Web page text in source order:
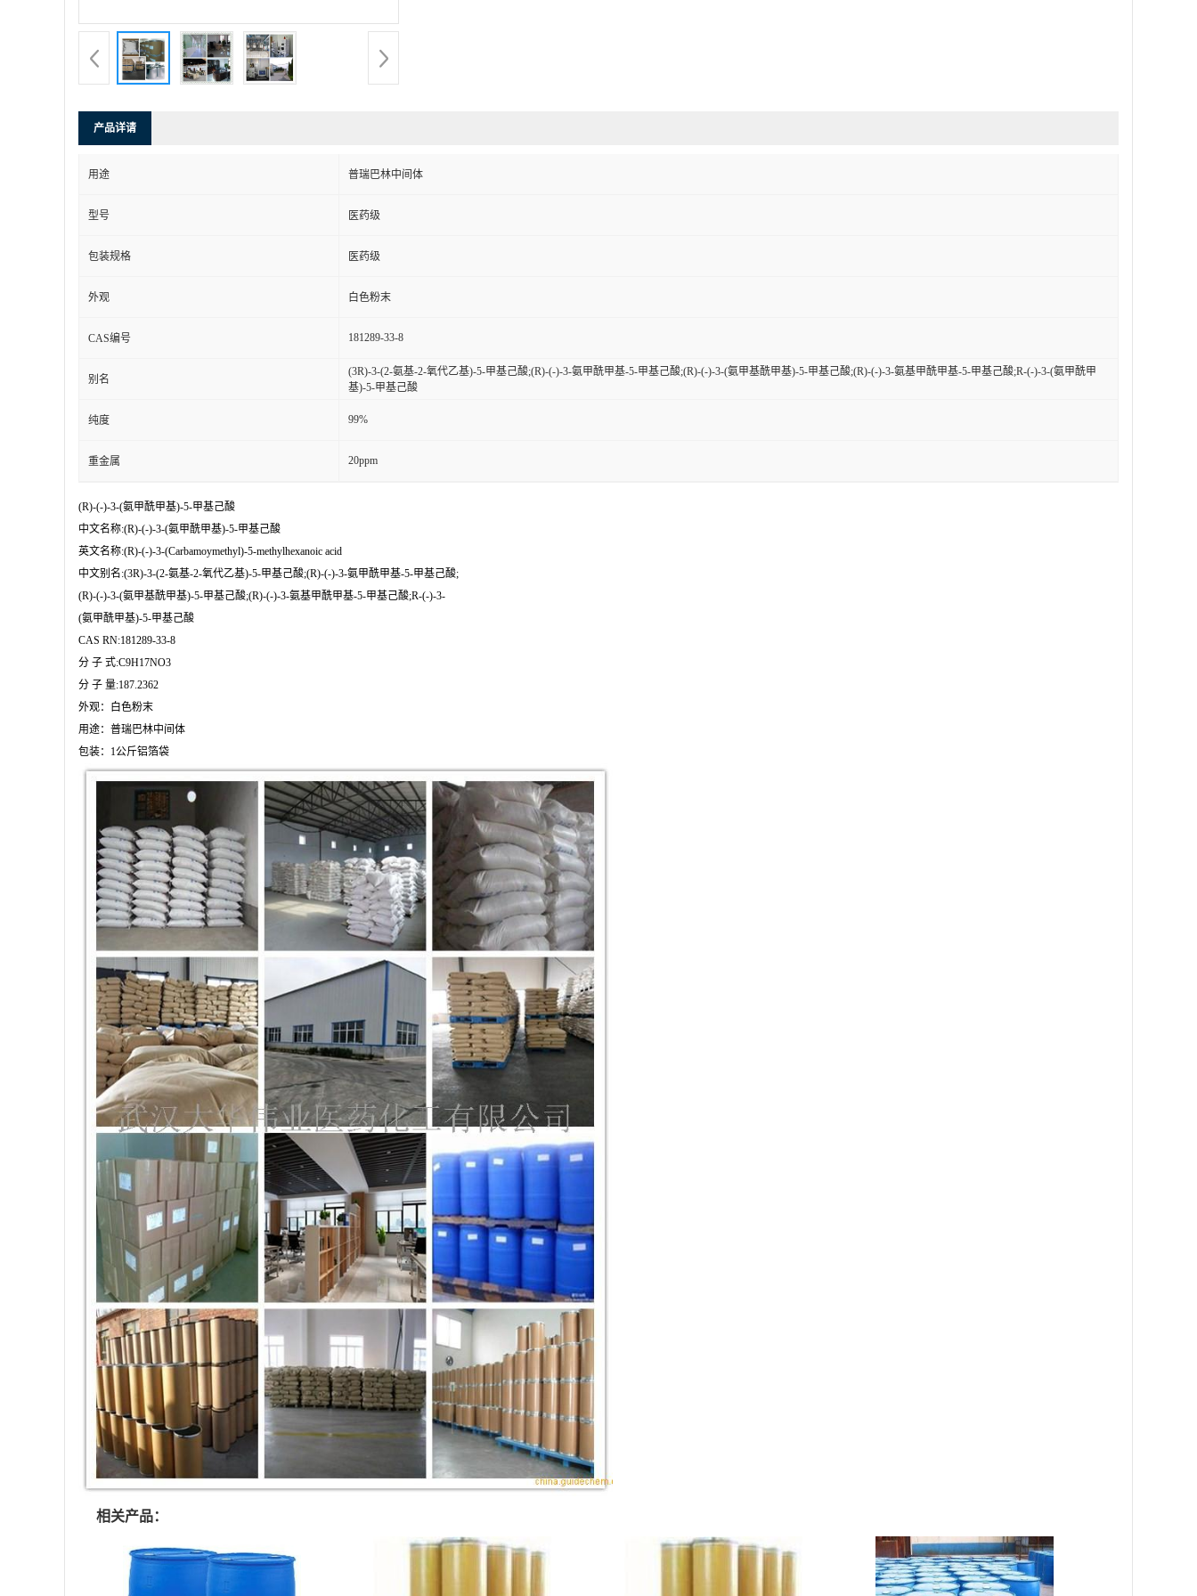
产品详请
用途 普瑞巴林中间体
型号 医药级
包装规格 医药级
外观 白色粉末
CAS编号 181289-33-8
别名
(3R)-3-(2-氨基-2-氧代乙基)-5-甲基己酸;(R)-(-)-3-氨甲酰甲基-5-甲基己酸;(R)-(-)-3-(氨甲基酰甲基)-5-甲基己酸;(R)-(-)-3-氨基甲酰甲基-5-甲基己酸;R-(-)-3-(氨甲酰甲
基)-5-甲基己酸
纯度 99%
重金属 20ppm
(R)-(-)-3-(氨甲酰甲基)-5-甲基己酸
中文名称:(R)-(-)-3-(氨甲酰甲基)-5-甲基己酸
英文名称:(R)-(-)-3-(Carbamoymethyl)-5-methylhexanoic acid
中文别名:(3R)-3-(2-氨基-2-氧代乙基)-5-甲基己酸;(R)-(-)-3-氨甲酰甲基-5-甲基己酸;
(R)-(-)-3-(氨甲基酰甲基)-5-甲基己酸;(R)-(-)-3-氨基甲酰甲基-5-甲基己酸;R-(-)-3-
(氨甲酰甲基)-5-甲基己酸
CAS RN:181289-33-8
分 子 式:C9H17NO3
分 子 量:187.2362
外观：白色粉末
用途：普瑞巴林中间体
包装：1公斤铝箔袋
相关产品：